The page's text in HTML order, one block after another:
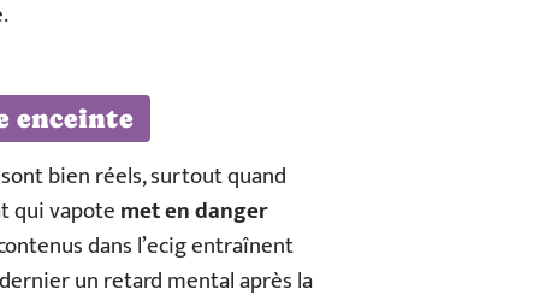
enceinte
bien réels, surtout quand
qui vapotemet en danger
dans l’ecig entraînent
un retard mental après la